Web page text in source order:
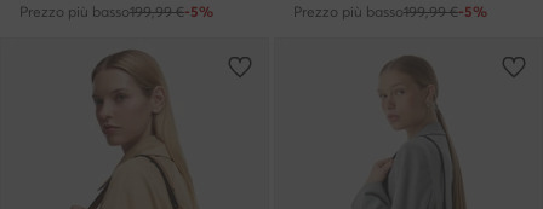
Prezzo più basso199,99 €-5%
Prezzo più basso199,99 €-5%